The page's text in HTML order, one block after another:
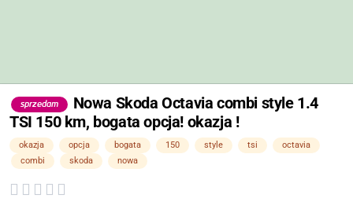
sprzedam
Nowa Skoda Octavia combi style 1.4
TSI 150 km, bogata opcja! okazja !
okazja opcja bogata 150 style tsi
octavia
combi
skoda nowa